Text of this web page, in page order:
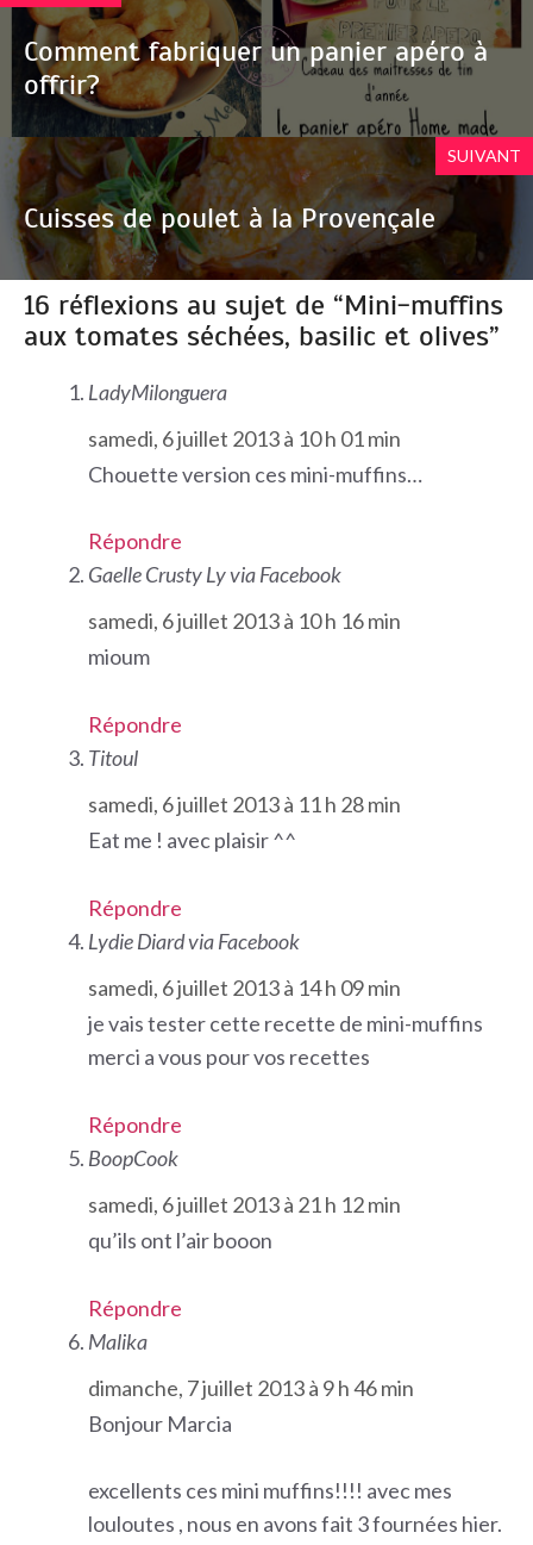
Comment fabriquer un panier apéro à
offrir?
SUIVANT
Cuisses de poulet à la Provençale
16 réflexions au sujet de “Mini-muffins
aux tomates séchées, basilic et olives”
LadyMilonguera
samedi, 6 juillet 2013 à 10 h 01 min
Chouette version ces mini-muffins…
Répondre
Gaelle Crusty Ly via Facebook
samedi, 6 juillet 2013 à 10 h 16 min
mioum
Répondre
Titoul
samedi, 6 juillet 2013 à 11 h 28 min
Eat me ! avec plaisir ^^
Répondre
Lydie Diard via Facebook
samedi, 6 juillet 2013 à 14 h 09 min
je vais tester cette recette de mini-muffins
merci a vous pour vos recettes
Répondre
BoopCook
samedi, 6 juillet 2013 à 21 h 12 min
qu’ils ont l’air booon
Répondre
Malika
dimanche, 7 juillet 2013 à 9 h 46 min
Bonjour Marcia
excellents ces mini muffins!!!! avec mes
louloutes , nous en avons fait 3 fournées hier.